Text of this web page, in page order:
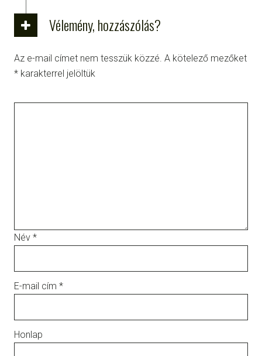
Vélemény, hozzászólás?
Az e-mail címet nem tesszük közzé. A kötelező mezőket
* karakterrel jelöltük
Név *
E-mail cím *
Honlap